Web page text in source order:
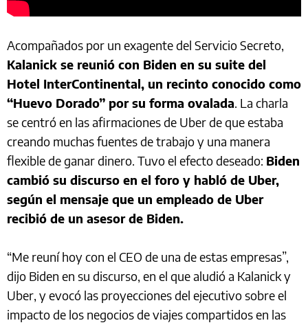
Acompañados por un exagente del Servicio Secreto,
Kalanick se reunió con Biden en su suite del
Hotel InterContinental, un recinto conocido como
“Huevo Dorado” por su forma ovalada. La charla
se centró en las afirmaciones de Uber de que estaba
creando muchas fuentes de trabajo y una manera
flexible de ganar dinero. Tuvo el efecto deseado: Biden
cambió su discurso en el foro y habló de Uber,
según el mensaje que un empleado de Uber
recibió de un asesor de Biden.
“Me reuní hoy con el CEO de una de estas empresas”,
dijo Biden en su discurso, en el que aludió a Kalanick y
Uber, y evocó las proyecciones del ejecutivo sobre el
impacto de los negocios de viajes compartidos en las